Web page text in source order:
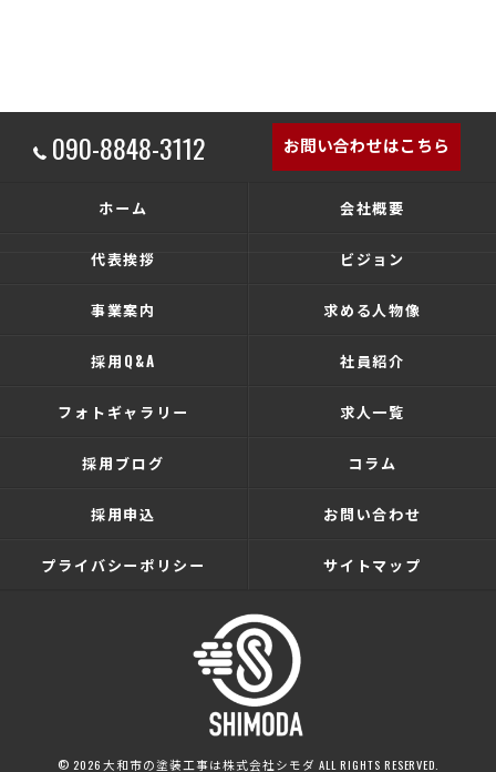
090-8848-3112 お問い合わせはこちら
ホーム 会社概要
代表挨拶 ビジョン
事業案内 求める人物像
採用Q&A 社員紹介
フォトギャラリー 求人一覧
採用ブログ コラム
採用申込 お問い合わせ
プライバシーポリシー サイトマップ
© 2026 大和市の塗装工事は株式会社シモダ ALL RIGHTS RESERVED.